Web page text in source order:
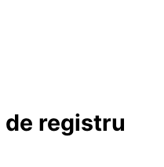
registru